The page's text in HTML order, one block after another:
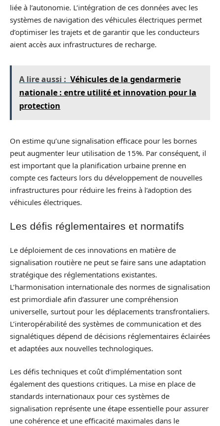
liée à l’autonomie. L’intégration de ces données avec les
systèmes de navigation des véhicules électriques permet
d’optimiser les trajets et de garantir que les conducteurs
aient accès aux infrastructures de recharge.
A lire aussi : Véhicules de la gendarmerie
nationale : entre utilité et innovation pour la
protection
On estime qu’une signalisation efficace pour les bornes
peut augmenter leur utilisation de 15%. Par conséquent, il
est important que la planification urbaine prenne en
compte ces facteurs lors du développement de nouvelles
infrastructures pour réduire les freins à l’adoption des
véhicules électriques.
Les défis réglementaires et normatifs
Le déploiement de ces innovations en matière de
signalisation routière ne peut se faire sans une adaptation
stratégique des réglementations existantes.
L’harmonisation internationale des normes de signalisation
est primordiale afin d’assurer une compréhension
universelle, surtout pour les déplacements transfrontaliers.
L’interopérabilité des systèmes de communication et des
signalétiques dépend de décisions réglementaires éclairées
et adaptées aux nouvelles technologiques.
Les défis techniques et coût d’implémentation sont
également des questions critiques. La mise en place de
standards internationaux pour ces systèmes de
signalisation représente une étape essentielle pour assurer
une cohérence et une efficacité maximales dans le